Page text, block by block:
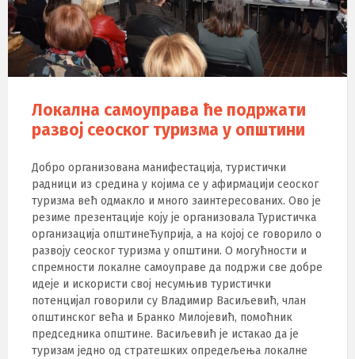
Локална самоуправа ће подржати
развој сеоског туризма у општини
Добро организована манифестација, туристички
радници из средина у којима се у афирмацији сеоског
туризма већ одмакло и много заинтересованих. Ово је
резиме презентације коју је организовала Туристичка
организација општинеЋуприја, а на којој се говорило о
развоју сеоског туризма у општини. О могућности и
спремности локалне самоуправе да подржи све добре
идеје и искористи свој несумњив туристички
потенцијал говорили су Владимир Васиљевић, члан
општинског већа и Бранко Милојевић, помоћник
председника општине. Васиљевић је истакао да је
туризам једно од стратешких опредељења локалне